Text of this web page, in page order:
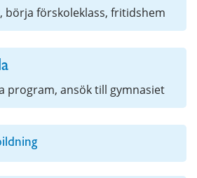
börja förskoleklass, fritidshem
program, ansök till gymnasiet